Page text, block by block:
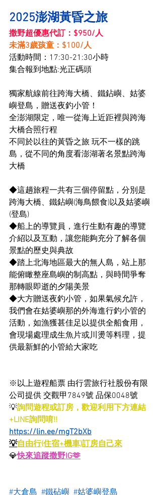
2025澎湖黃昏之旅
撒野超優惠代訂：$950/人
未滿3歲孩童：$100/人
活動時間：17:30-21:30小時
集合報到地點:光正碼頭
獨家航線前往跨海大橋、鐵鉆嶼、姑婆
嶼登島，贈送夜釣小管！
全澎湖限定，唯一從海上近距裡與跨海
大橋合照行程
不同於以往的黃昏之旅 玩不一樣的跳
島，從不同的角度看澎湖著名景點跨海
大橋
◆這趟旅程一共有三個停留點，分別是
跨海大橋、鐵鉆嶼(海鳥餵食)以及姑婆嶼
(登島)
◆船上的導覽員，進行生動有趣的導覽
介紹以及互動，讓您能夠充分了解各個
景點的歷史與典故
◆踏上北海地區最大的無人島，站上那
能俯瞰整座島嶼的制高點，與時間爭奪
那轉眼即逝的夕陽美景
◆大方贈送夜釣小管，如果氣候允許，
我們會在姑婆嶼那的外海進行釣小管的
活動，如漁獲甚佳足以提供全船食用，
會現場處理成生魚片或川燙等料理，提
供最新鮮的小管給大家吃
※以上遊程船票 由行雲旅行社股份有限
公司提供 交觀甲7849號 品保0048號
💡詢問遊程或訂房，歡迎利用下方連結
+LINE詢問唷!!
https://lin.ee/mgT2bXb
💡自由行(住宿+機車)訂房自己來
💎快來追蹤撒野IG🫶
#大倉島 #鐵砧嶼 #姑婆嶼登島